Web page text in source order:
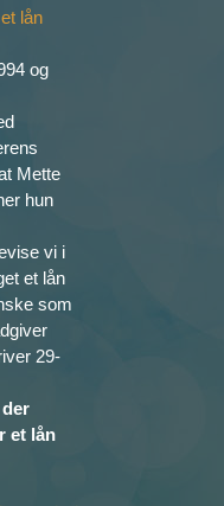
og
Mette
hun
vi i
et lån
som
29-
et lån